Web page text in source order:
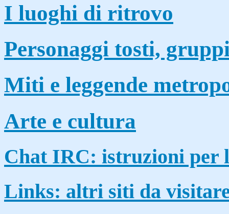
I luoghi di ritrovo
Personaggi tosti,
Miti e leggende
Arte e cultura
Chat IRC: istruzioni per
Links: altri siti da